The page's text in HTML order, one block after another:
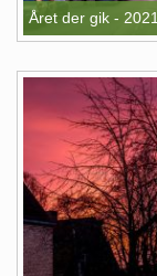
Året der gik - 2021